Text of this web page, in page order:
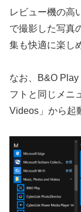
レビュー機の高
で撮影した写真
集も快適に楽し
なお、B&O
フトと同じメニ
Videos」から起